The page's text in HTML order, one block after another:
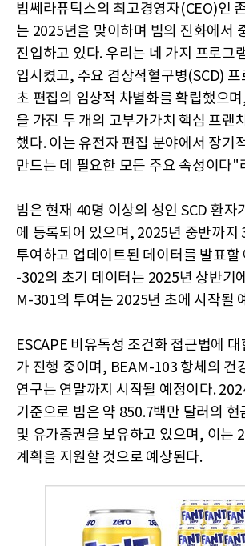
빔쎄라퓨틱스의 최고경영자(CEO)인
는 2025년을 맞이하며 빔의 진화에서
진입하고 있다. 우리는 네 가지 프로그
입시켰고, 주요 겸상적혈구병(SCD) 프
초 편집의 임상적 차별화를 확립했으
을 가진 두 개의 고부가가치 핵심 프랜
했다. 이는 유전자 편집 분야에서 장기
만드는 데 필요한 모든 주요 속성이다"
빔은 현재 40명 이상의 성인 SCD 환자
에 등록되어 있으며, 2025년 중반까지
투여하고 업데이트된 데이터를 발표할
-302의 초기 데이터는 2025년 상반기
M-301의 투여는 2025년 초에 시작될
ESCAPE 비유독성 조건화 접근법에
가 진행 중이며, BEAM-103 항체의 건
연구는 연말까지 시작될 예정이다.
기준으로 빔은 약 850.7백만 달러의 현
및 유가증권을 보유하고 있으며, 이는
계획을 지원할 것으로 예상된다.